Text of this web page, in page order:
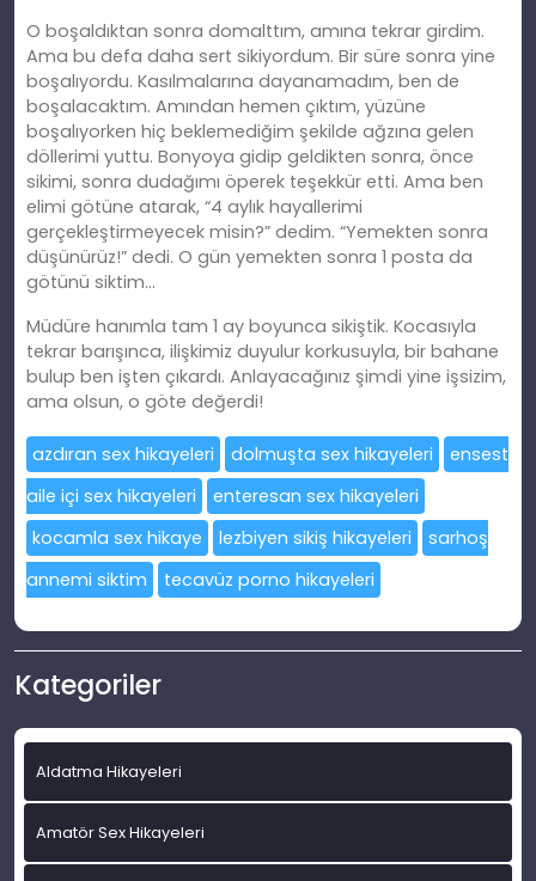
O boşaldıktan sonra domalttım, amına tekrar girdim.
Ama bu defa daha sert sikiyordum. Bir süre sonra yine
boşalıyordu. Kasılmalarına dayanamadım, ben de
boşalacaktım. Amından hemen çıktım, yüzüne
boşalıyorken hiç beklemediğim şekilde ağzına gelen
döllerimi yuttu. Bonyoya gidip geldikten sonra, önce
sikimi, sonra dudağımı öperek teşekkür etti. Ama ben
elimi götüne atarak, “4 aylık hayallerimi
gerçekleştirmeyecek misin?” dedim. “Yemekten sonra
düşünürüz!” dedi. O gün yemekten sonra 1 posta da
götünü siktim…
Müdüre hanımla tam 1 ay boyunca sikiştik. Kocasıyla
tekrar barışınca, ilişkimiz duyulur korkusuyla, bir bahane
bulup ben işten çıkardı. Anlayacağınız şimdi yine işsizim,
ama olsun, o göte değerdi!
azdıran sex hikayeleri dolmuşta sex hikayeleri
ensest
aile içi sex hikayeleri
enteresan sex hikayeleri
kocamla sex hikaye
lezbiyen sikiş hikayeleri
sarhoş
annemi siktim
tecavüz porno hikayeleri
Kategoriler
Aldatma Hikayeleri
Amatör Sex Hikayeleri